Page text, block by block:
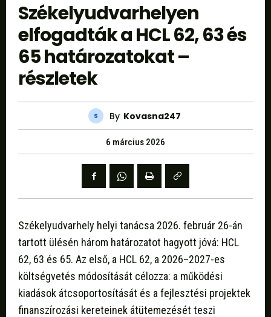
Székelyudvarhelyen
elfogadták a HCL 62, 63 és
65 határozatokat –
részletek
By Kovasna247
6 március 2026
Székelyudvarhely helyi tanácsa 2026. február 26-án
tartott ülésén három határozatot hagyott jóvá: HCL
62, 63 és 65. Az első, a HCL 62, a 2026–2027-es
költségvetés módosítását célozza: a működési
kiadások átcsoportosítását és a fejlesztési projektek
finanszírozási kereteinek átütemezését teszi